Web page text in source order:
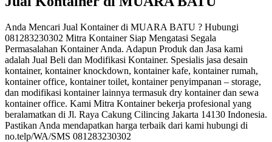
Anda Mencari Jual Kontainer di MUARA BATU ? Hubungi
081283230302 Mitra Kontainer Siap Mengatasi Segala
Permasalahan Kontainer Anda. Adapun Produk dan Jasa kami
adalah Jual Beli dan Modifikasi Kontainer. Spesialis jasa desain
kontainer, kontainer knockdown, kontainer kafe, kontainer rumah,
kontainer office, kontainer toilet, kontainer penyimpanan – storage,
dan modifikasi kontainer lainnya termasuk dry kontainer dan sewa
kontainer office. Kami Mitra Kontainer bekerja profesional yang
beralamatkan di Jl. Raya Cakung Cilincing Jakarta 14130 Indonesia.
Pastikan Anda mendapatkan harga terbaik dari kami hubungi di
no.telp/WA/SMS 081283230302